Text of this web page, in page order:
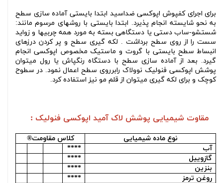
برای اجرای کفپوش اپوکسی ضداسید ابتدا بایستی آماده سازی سطح
به نحو شایسته انجام پذیرد. ابتدا بایستی با روشهای مرسوم مانند:
شستشو-ساب دستی یا دستگاهی بسته به مورد همه چربیها و زواید
سست را از روی سطح برداشت . لکه گیری سطح و پر کردن درزهای
انبساط سطح بایستی با گروت و ماستیک مخصوص اپوکسی انجام
گیرد. بعد از آماده سازی سطح با دستگاه رنگپاش یا رول میتوان
پوشش اپوکسی فنولیک نوولاک رابرروی سطح اعمال نمود. در سطوح
کوچک و برای لکه گیری میتوان از قلم مو نیز استفاده کرد.
مقاوت شیمیایی پوشش لاک آمید اپوکسی فنولیک :
نوع ماده شیمیایی
کلاس مقاومت®
آب
****
گازوییل
****
بنزین
****
روغن ترمز
****